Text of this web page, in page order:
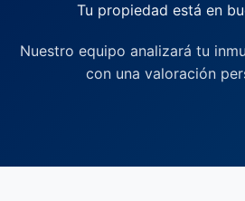
Tu propiedad está en
Nuestro equipo analizará tu
con una valoración